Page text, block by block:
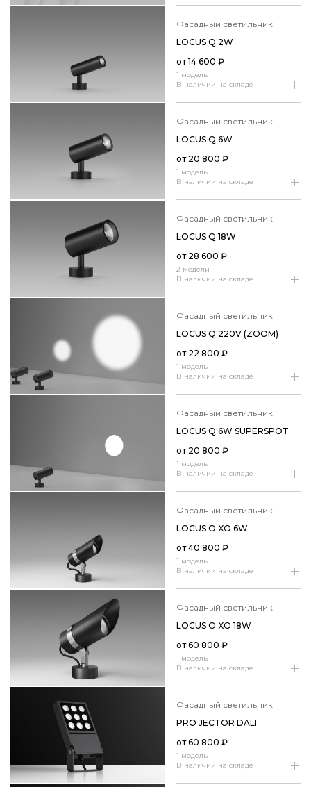
фасадный светильник
1 модель
В наличии на складе
LOCUS Q 2W
от14 600 ₽
фасадный светильник
1 модель
В наличии на складе
LOCUS Q 6W
от 20 800 ₽
фасадный светильник
2 модели
В наличии на складе
LOCUS Q 18W
от 28 600 ₽
фасадный светильник
1 модель
В наличии на складе
LOCUS Q 220V (ZOOM)
от 22 800 ₽
фасадный светильник
1 модель
В наличии на складе
LOCUS Q 6W SUPERSPOT
от 20 800 ₽
фасадный светильник
1 модель
В наличии на складе
LOCUS O XO 6W
от40 800 ₽
фасадный светильник
1 модель
В наличии на складе
LOCUS O XO 18W
от60 800 ₽
фасадный светильник
1 модель
В наличии на складе
PRO JECTOR DALI
от60 800 ₽